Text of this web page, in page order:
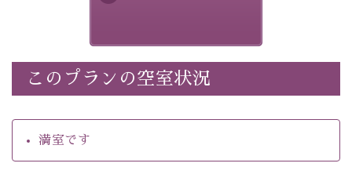
いう昔の暦による料理表現）
・朝食はこだわりの味噌汁をはじめとした和定食
【温泉】
自家源泉「美翠源泉」は酸化の進みが遅く新鮮で若返り
このプランの空室状況
満室です